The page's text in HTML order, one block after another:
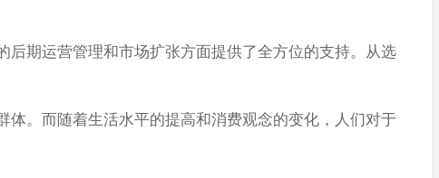
期运营管理和市场扩张方面提供了全方位的支持。从选
。而随着生活水平的提高和消费观念的变化，人们对于